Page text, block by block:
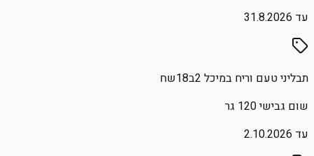
עד 31.8.2026
תבליני טעם וריח במיכל 2ב18שח
שום גבישי 120 גר
עד 2.10.2026